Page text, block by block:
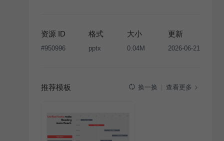
版权声明
条款，禁止任何形式的转让、出售或出租，未
经投权许可任何人不得擅自转载和分发，否则将接照我
资源 ID
#950996
格式
pptx
大小
0.04M
更新
2026-06-21
推荐模板 换一换 查看更多